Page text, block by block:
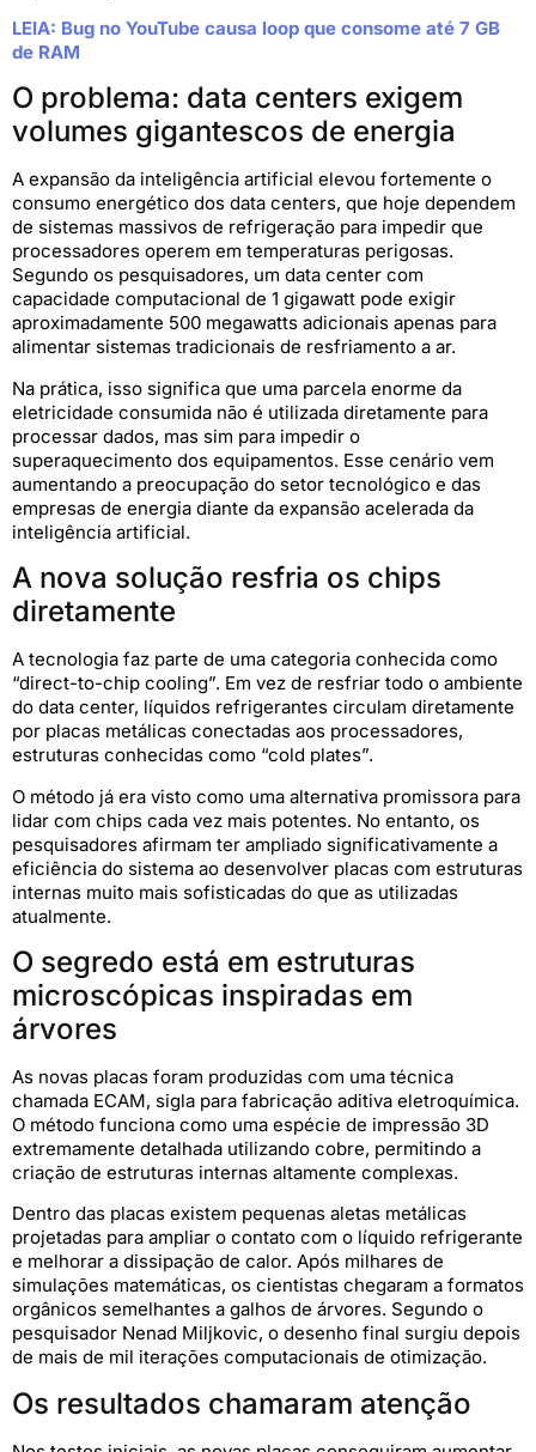
LEIA: Bug no YouTube causa loop que consome até 7 GB
de RAM
O problema: data centers exigem
volumes gigantescos de energia
A expansão da inteligência artificial elevou fortemente o
consumo energético dos data centers, que hoje dependem
de sistemas massivos de refrigeração para impedir que
processadores operem em temperaturas perigosas.
Segundo os pesquisadores, um data center com
capacidade computacional de 1 gigawatt pode exigir
aproximadamente 500 megawatts adicionais apenas para
alimentar sistemas tradicionais de resfriamento a ar.
Na prática, isso significa que uma parcela enorme da
eletricidade consumida não é utilizada diretamente para
processar dados, mas sim para impedir o
superaquecimento dos equipamentos. Esse cenário vem
aumentando a preocupação do setor tecnológico e das
empresas de energia diante da expansão acelerada da
inteligência artificial.
A nova solução resfria os chips
diretamente
A tecnologia faz parte de uma categoria conhecida como
“direct-to-chip cooling”. Em vez de resfriar todo o ambiente
do data center, líquidos refrigerantes circulam diretamente
por placas metálicas conectadas aos processadores,
estruturas conhecidas como “cold plates”.
O método já era visto como uma alternativa promissora para
lidar com chips cada vez mais potentes. No entanto, os
pesquisadores afirmam ter ampliado significativamente a
eficiência do sistema ao desenvolver placas com estruturas
internas muito mais sofisticadas do que as utilizadas
atualmente.
O segredo está em estruturas
microscópicas inspiradas em
árvores
As novas placas foram produzidas com uma técnica
chamada ECAM, sigla para fabricação aditiva eletroquímica.
O método funciona como uma espécie de impressão 3D
extremamente detalhada utilizando cobre, permitindo a
criação de estruturas internas altamente complexas.
Dentro das placas existem pequenas aletas metálicas
projetadas para ampliar o contato com o líquido refrigerante
e melhorar a dissipação de calor. Após milhares de
simulações matemáticas, os cientistas chegaram a formatos
orgânicos semelhantes a galhos de árvores. Segundo o
pesquisador Nenad Miljkovic, o desenho final surgiu depois
de mais de mil iterações computacionais de otimização.
Os resultados chamaram atenção